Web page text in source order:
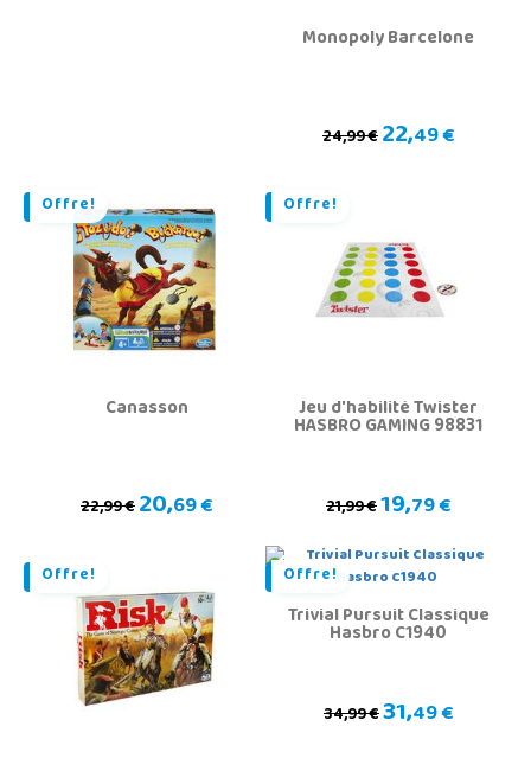
Monopoly Barcelone
24,99 €22,49 €
Offre!
Canasson
22,99 €20,69 €
Offre!
Jeu d'habilité Twister
HASBRO GAMING 98831
21,99 €19,79 €
Offre! Offre!
Trivial Pursuit Classique
Hasbro C1940
34,99 €31,49 €